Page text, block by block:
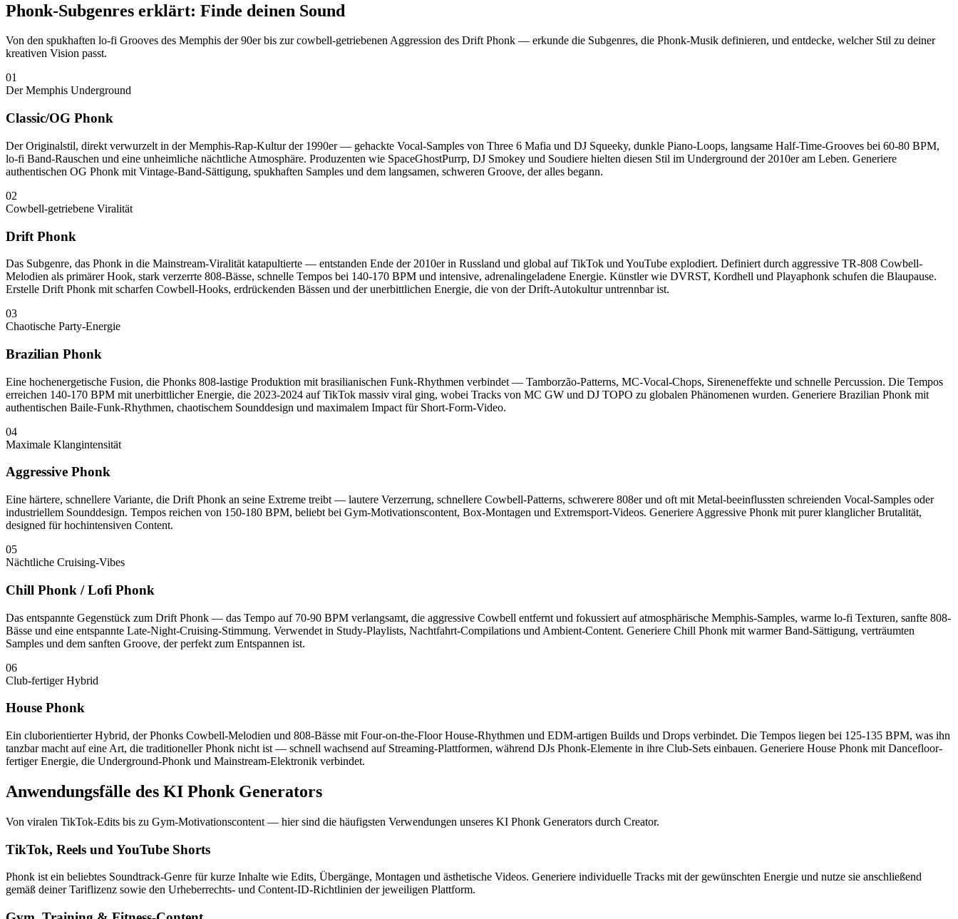
Phonk-Subgenres erklärt: Finde deinen Sound
Von den spukhaften lo-fi Grooves des Memphis der 90er bis zur cowbell-getriebenen Aggression des Drift Phonk — erkunde die Subgenres, die Phonk-Musik definieren, und entdecke, welcher Stil zu deiner
kreativen Vision passt.
01
Der Memphis Underground
Classic/OG Phonk
Der Originalstil, direkt verwurzelt in der Memphis-Rap-Kultur der 1990er — gehackte Vocal-Samples von Three 6 Mafia und DJ Squeeky, dunkle Piano-Loops, langsame Half-Time-Grooves bei 60-80 BPM,
lo-fi Band-Rauschen und eine unheimliche nächtliche Atmosphäre. Produzenten wie SpaceGhostPurrp, DJ Smokey und Soudiere hielten diesen Stil im Underground der 2010er am Leben. Generiere
authentischen OG Phonk mit Vintage-Band-Sättigung, spukhaften Samples und dem langsamen, schweren Groove, der alles begann.
02
Cowbell-getriebene Viralität
Drift Phonk
Das Subgenre, das Phonk in die Mainstream-Viralität katapultierte — entstanden Ende der 2010er in Russland und global auf TikTok und YouTube explodiert. Definiert durch aggressive TR-808 Cowbell-
Melodien als primärer Hook, stark verzerrte 808-Bässe, schnelle Tempos bei 140-170 BPM und intensive, adrenalingeladene Energie. Künstler wie DVRST, Kordhell und Playaphonk schufen die Blaupause.
Erstelle Drift Phonk mit scharfen Cowbell-Hooks, erdrückenden Bässen und der unerbittlichen Energie, die von der Drift-Autokultur untrennbar ist.
03
Chaotische Party-Energie
Brazilian Phonk
Eine hochenergetische Fusion, die Phonks 808-lastige Produktion mit brasilianischen Funk-Rhythmen verbindet — Tamborzão-Patterns, MC-Vocal-Chops, Sireneneffekte und schnelle Percussion. Die Tempos
erreichen 140-170 BPM mit unerbittlicher Energie, die 2023-2024 auf TikTok massiv viral ging, wobei Tracks von MC GW und DJ TOPO zu globalen Phänomenen wurden. Generiere Brazilian Phonk mit
authentischen Baile-Funk-Rhythmen, chaotischem Sounddesign und maximalem Impact für Short-Form-Video.
04
Maximale Klangintensität
Aggressive Phonk
Eine härtere, schnellere Variante, die Drift Phonk an seine Extreme treibt — lautere Verzerrung, schnellere Cowbell-Patterns, schwerere 808er und oft mit Metal-beeinflussten schreienden Vocal-Samples oder
industriellem Sounddesign. Tempos reichen von 150-180 BPM, beliebt bei Gym-Motivationscontent, Box-Montagen und Extremsport-Videos. Generiere Aggressive Phonk mit purer klanglicher Brutalität,
designed für hochintensiven Content.
05
Nächtliche Cruising-Vibes
Chill Phonk / Lofi Phonk
Das entspannte Gegenstück zum Drift Phonk — das Tempo auf 70-90 BPM verlangsamt, die aggressive Cowbell entfernt und fokussiert auf atmosphärische Memphis-Samples, warme lo-fi Texturen, sanfte 808-
Bässe und eine entspannte Late-Night-Cruising-Stimmung. Verwendet in Study-Playlists, Nachtfahrt-Compilations und Ambient-Content. Generiere Chill Phonk mit warmer Band-Sättigung, verträumten
Samples und dem sanften Groove, der perfekt zum Entspannen ist.
06
Club-fertiger Hybrid
House Phonk
Ein cluborientierter Hybrid, der Phonks Cowbell-Melodien und 808-Bässe mit Four-on-the-Floor House-Rhythmen und EDM-artigen Builds und Drops verbindet. Die Tempos liegen bei 125-135 BPM, was ihn
tanzbar macht auf eine Art, die traditioneller Phonk nicht ist — schnell wachsend auf Streaming-Plattformen, während DJs Phonk-Elemente in ihre Club-Sets einbauen. Generiere House Phonk mit Dancefloor-
fertiger Energie, die Underground-Phonk und Mainstream-Elektronik verbindet.
Anwendungsfälle des KI Phonk Generators
Von viralen TikTok-Edits bis zu Gym-Motivationscontent — hier sind die häufigsten Verwendungen unseres KI Phonk Generators durch Creator.
TikTok, Reels und YouTube Shorts
Phonk ist ein beliebtes Soundtrack-Genre für kurze Inhalte wie Edits, Übergänge, Montagen und ästhetische Videos. Generiere individuelle Tracks mit der gewünschten Energie und nutze sie anschließend
gemäß deiner Tariflizenz sowie den Urheberrechts- und Content-ID-Richtlinien der jeweiligen Plattform.